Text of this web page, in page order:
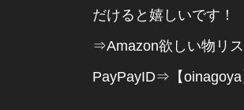
だけると嬉しいです！
⇒Amazon欲しい物リ
PayPayID⇒【oinagoya